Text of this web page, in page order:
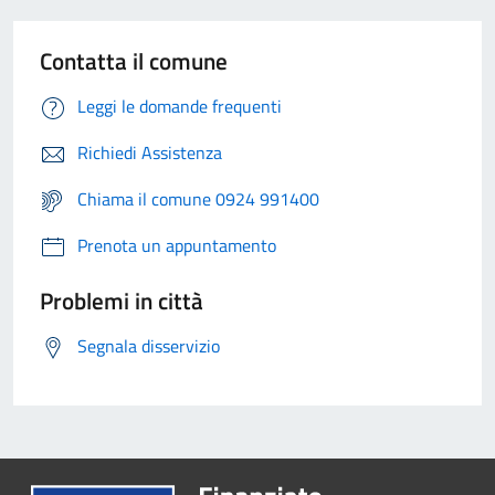
Contatta il comune
Leggi le domande frequenti
Richiedi Assistenza
Chiama il comune 0924 991400
Prenota un appuntamento
Problemi in città
Segnala disservizio